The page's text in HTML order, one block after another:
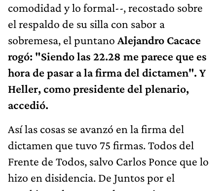
comodidad y lo formal--, recostado sobre
el respaldo de su silla con sabor a
sobremesa, el puntano Alejandro Cacace
rogó: "Siendo las 22.28 me parece que es
hora de pasar a la firma del dictamen". Y
Heller, como presidente del plenario,
accedió.
Así las cosas se avanzó en la firma del
dictamen que tuvo 75 firmas. Todos del
Frente de Todos, salvo Carlos Ponce que lo
hizo en disidencia. De Juntos por el